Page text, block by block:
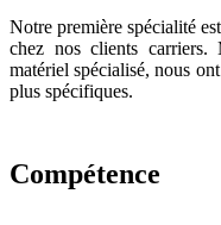
Notre première spécialité
chez nos clients
matériel spécialisé, nous
plus spécifiques.
Compétence